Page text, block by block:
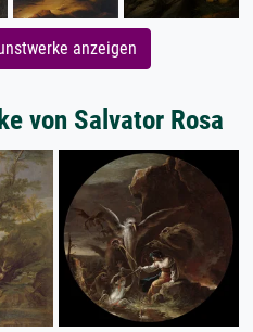
anzeigen
von Salvator Rosa